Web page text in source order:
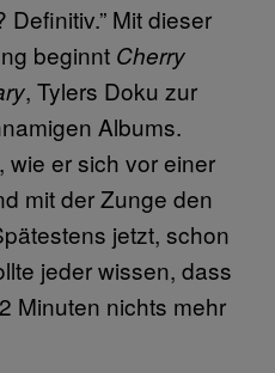
Mit dieser
beginnt Cherry
, Tylers Doku zur
Albums.
wie er sich vor einer
mit der Zunge den
jetzt, schon
jeder wissen, dass
Minuten nichts mehr